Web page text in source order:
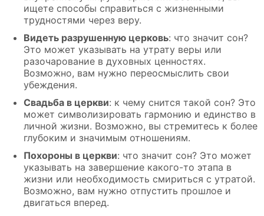
ищете способы справиться с жизненными
трудностями через веру.
Видеть разрушенную церковь: что значит сон?
Это может указывать на утрату веры или
разочарование в духовных ценностях.
Возможно, вам нужно переосмыслить свои
убеждения.
Свадьба в церкви: к чему снится такой сон? Это
может символизировать гармонию и единство в
личной жизни. Возможно, вы стремитесь к более
глубоким и значимым отношениям.
Похороны в церкви: что значит сон? Это может
указывать на завершение какого-то этапа в
жизни или необходимость смириться с утратой.
Возможно, вам нужно отпустить прошлое и
двигаться вперед.